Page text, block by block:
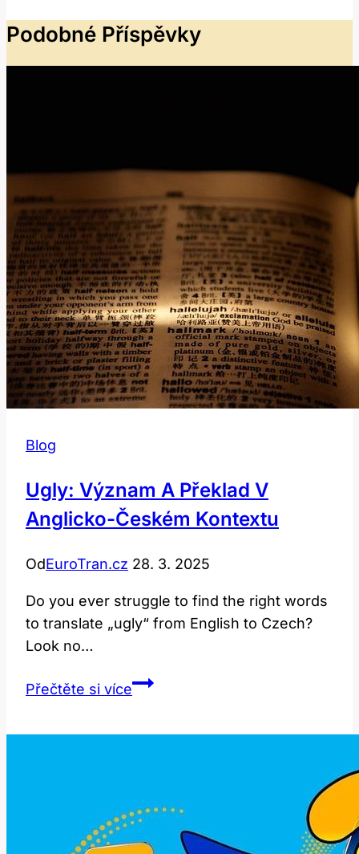
Podobné Příspěvky
Blog
Ugly: Význam A Překlad V
Anglicko-Českém Kontextu
OdEuroTran.cz 28. 3. 2025
Do you ever struggle to find the right words
to translate „ugly“ from English to Czech?
Look no…
Přečtěte si víceUgly:
českém
kontextu